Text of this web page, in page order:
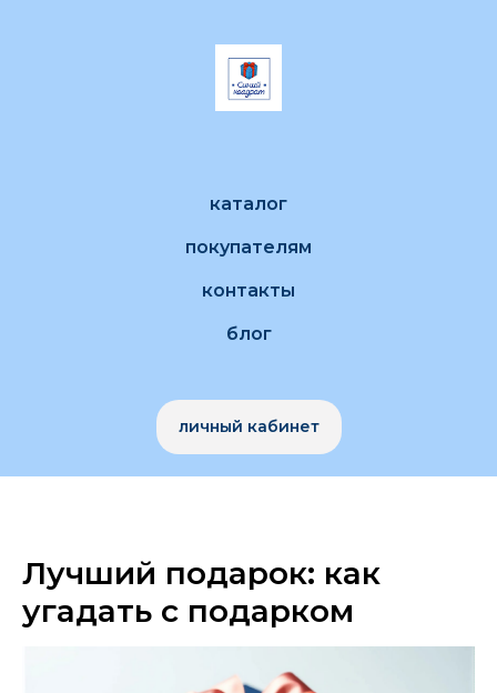
каталог
покупателям
контакты
блог
личный кабинет
Лучший подарок: как
угадать с подарком